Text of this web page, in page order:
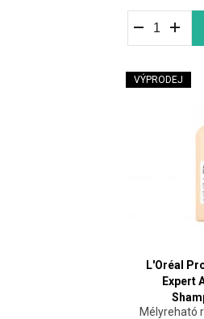
VÝPRODEJ
L'Oréal
Expert
Mélyreható